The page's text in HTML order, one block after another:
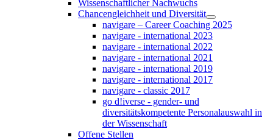
Wissenschaftlicher Nachwuchs
Chancengleichheit und Diversität
navigare – Career Coaching 2025
navigare - international 2023
navigare - international 2022
navigare - international 2021
navigare - international 2019
navigare - international 2017
navigare - classic 2017
go d!iverse - gender- und
diversitätskompetente Personalauswahl in
der Wissenschaft
Offene Stellen